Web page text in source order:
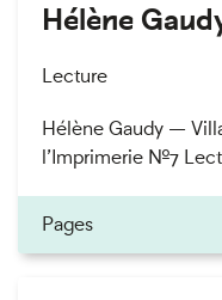
Hélène
Lecture
Hélène Gaudy —
l’Imprimerie n°7
Pages